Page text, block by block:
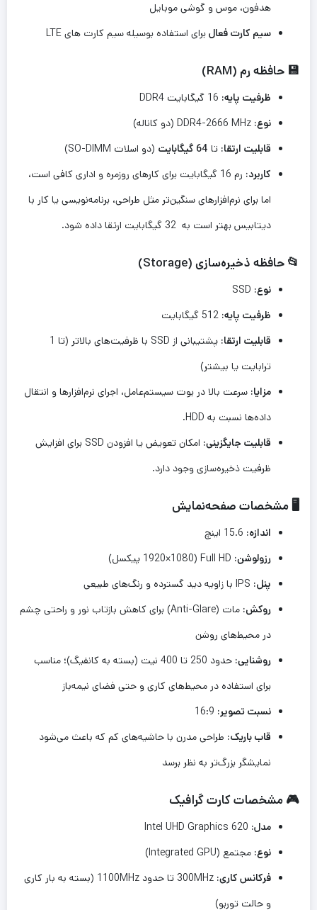
هدفون، موس و گوشی موبایل
سیم کارت فعال برای استفاده بوسیله سیم کارت های LTE
💾 حافظه رم (RAM)
ظرفیت پایه:
نوع:
قابلیت ارتقا: تا 64 گیگابایت
(دو اسلات SO-DIMM)
کاربرد:
رم 16 گیگابایت برای کارهای روزمره و اداری کافی است،
اما برای نرم‌افزارهای سنگین‌تر مثل طراحی، برنامه‌نویسی یا کار با
دیتابیس بهتر است به 32 گیگابایت ارتقا داده شود.
📂 حافظه ذخیره‌سازی (Storage)
نوع:
ظرفیت پایه:
قابلیت ارتقا:
پشتیبانی از SSD با ظرفیت‌های بالاتر (تا 1
ترابایت یا بیشتر)
مزایا: سرعت بالا در بوت سیستم‌عامل، اجرای نرم‌افزارها و انتقال
داده‌ها نسبت به HDD.
قابلیت جایگزینی:
امکان تعویض یا افزودن SSD برای افزایش
ظرفیت ذخیره‌سازی وجود دارد.
🖥️ مشخصات صفحه‌نمایش
اندازه:
رزولوشن:
پنل:
روکش:
مات (Anti-Glare) برای کاهش بازتاب نور و راحتی چشم
در محیط‌های روشن
روشنایی:
حدود 250 تا 400 نیت (بسته به کانفیگ)؛ مناسب
برای استفاده در محیط‌های کاری و حتی فضای نیمه‌باز
نسبت تصویر:
قاب باریک: طراحی مدرن با حاشیه‌های کم که باعث می‌شود
نمایشگر بزرگ‌تر به نظر برسد
🎮 مشخصات کارت گرافیک
مدل:
نوع: مجتمع (Integrated GPU)
فرکانس کاری:
300MHz تا حدود 1100MHz (بسته به بار کاری
و حالت توربو)